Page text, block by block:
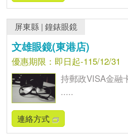
屏東縣 |鐘錶眼鏡
文雄眼鏡(東港店)
優惠期限：即日起-115/12/31
持郵政VISA金融
.....
連絡方式